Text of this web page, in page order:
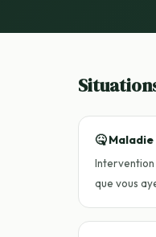
🤒
Intervention
que vous